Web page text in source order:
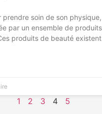
prendre soin de son
par un ensemble de
produits de beauté existent
1 2 3 4 5